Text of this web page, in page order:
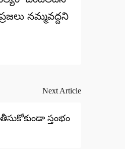
నమ్మవద్దని
Next Article
స్తంభం